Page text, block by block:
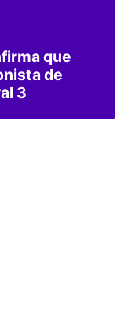
que
de
3